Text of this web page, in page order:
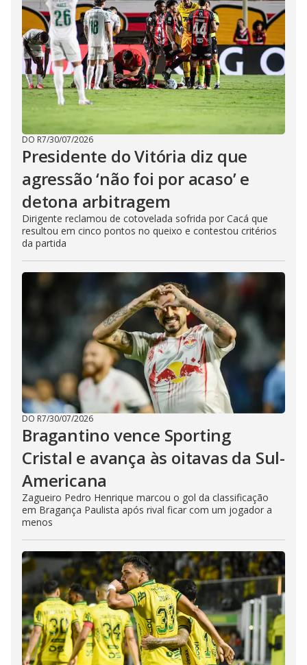
DO R7/30/07/2026
Presidente do Vitória diz que
agressão ‘não foi por acaso’ e
detona arbitragem
Dirigente reclamou de cotovelada sofrida por Cacá que
resultou em cinco pontos no queixo e contestou critérios
da partida
DO R7/30/07/2026
Bragantino vence Sporting
Cristal e avança às oitavas da Sul-
Americana
Zagueiro Pedro Henrique marcou o gol da classificação
em Bragança Paulista após rival ficar com um jogador a
menos